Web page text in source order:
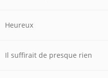
Heureux
Il suffirait de presque rien